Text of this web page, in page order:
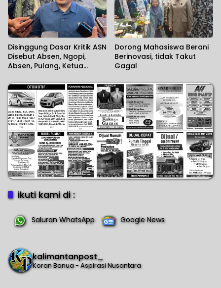
Disinggung Dasar Kritik ASN
Disebut Absen, Ngopi,
Absen, Pulang, Ketua
Wartawan Menilai Sendiri
Dorong Mahasiswa Berani
Berinovasi, tidak Takut
Gagal
ikuti kami di :
Saluran WhatsApp Google News
kalimantanpost_
Koran Banua - Aspirasi Nusantara